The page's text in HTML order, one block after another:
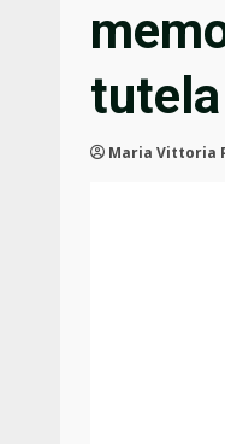
Maria Vittoria